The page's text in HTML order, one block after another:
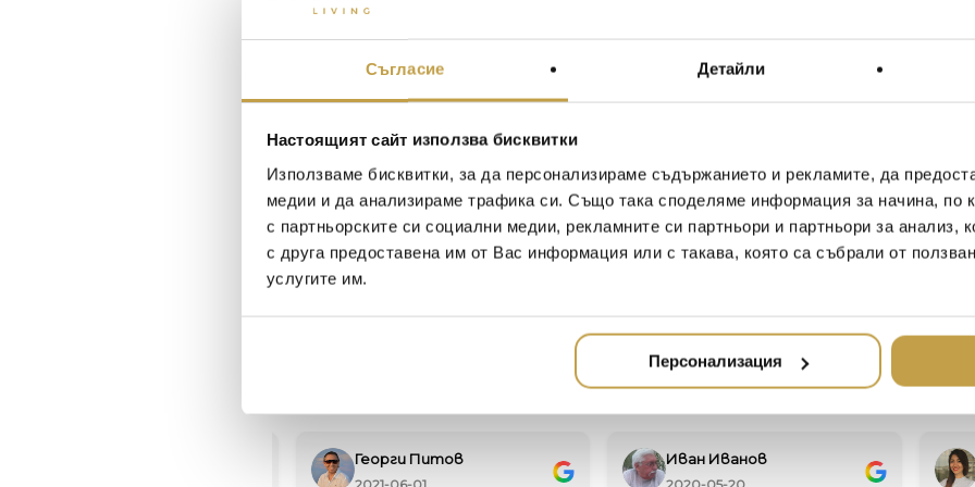
Съгласие Детайли
Настоящият сайт използва бисквитки
Използваме бисквитки, за да персонализираме съдържанието и рекламите, да
медии и да анализираме трафика си. Също така споделяме информация за начина, по
с партньорските си социални медии, рекламните си партньори и партньори за анализ,
с друга предоставена им от Вас информация или с такава, която са събрали от
услугите им.
Персонализация
С Let Me Think, Guy
пространство. Това
здравословно, но и
собствените си нужди
мислите ясно и да
отношения.
With Let me think, Guy
space. This piece shows
necessary to think of your
able to think clearly and
Георги Питов Иван Иванов